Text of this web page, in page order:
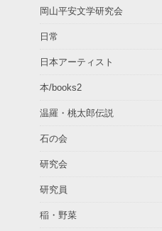
岡山平安文学研究会
日常
日本アーティスト
本/books2
温羅・桃太郎伝説
石の会
研究会
研究員
稲・野菜